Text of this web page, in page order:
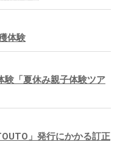
体験
験「夏休み親子体験ツア
」発行にかかる訂正